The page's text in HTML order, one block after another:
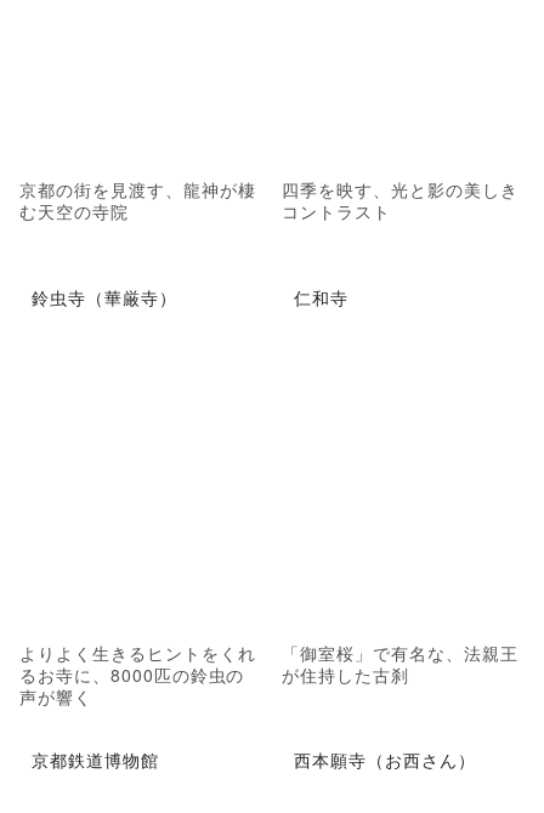
京都の街を見渡す、龍神が棲
む天空の寺院
四季を映す、光と影の美しき
コントラスト
鈴虫寺（華厳寺）
よりよく生きるヒントをくれ
るお寺に、8000匹の鈴虫の
声が響く
仁和寺
「御室桜」で有名な、法親王
が住持した古刹
京都鉄道博物館 西本願寺（お西さん）